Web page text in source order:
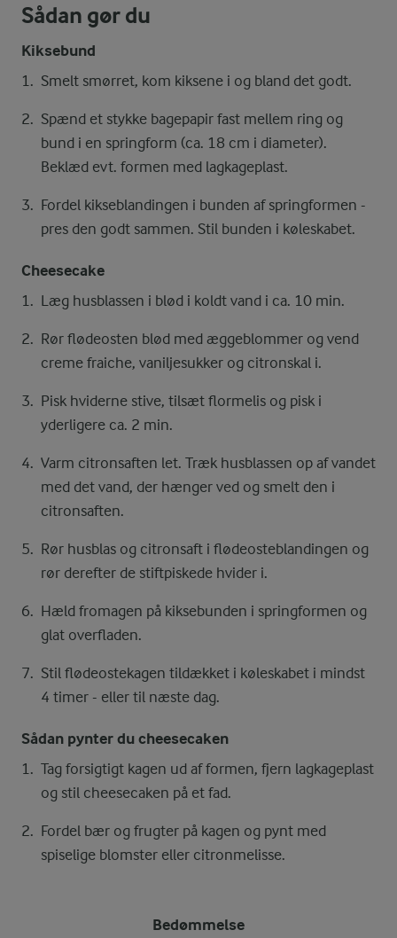
Sådan gør du
Kiksebund
Smelt smørret, kom kiksene i og bland det godt.
Spænd et stykke bagepapir fast mellem ring og
bund i en springform (ca. 18 cm i diameter).
Beklæd evt. formen med lagkageplast.
Fordel kikseblandingen i bunden af springformen -
pres den godt sammen. Stil bunden i køleskabet.
Cheesecake
Læg husblassen i blød i koldt vand i ca. 10 min.
Rør flødeosten blød med æggeblommer og vend
creme fraiche, vaniljesukker og citronskal i.
Pisk hviderne stive, tilsæt flormelis og pisk i
yderligere ca. 2 min.
Varm citronsaften let. Træk husblassen op af vandet
med det vand, der hænger ved og smelt den i
citronsaften.
Rør husblas og citronsaft i flødeosteblandingen og
rør derefter de stiftpiskede hvider i.
Hæld fromagen på kiksebunden i springformen og
glat overfladen.
Stil flødeostekagen tildækket i køleskabet i mindst
4 timer - eller til næste dag.
Sådan pynter du cheesecaken
Tag forsigtigt kagen ud af formen, fjern lagkageplast
og stil cheesecaken på et fad.
Fordel bær og frugter på kagen og pynt med
spiselige blomster eller citronmelisse.
Bedømmelse